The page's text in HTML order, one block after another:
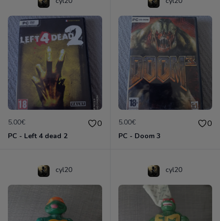
5.00€ 0
PC - Left 4 dead 2
5.00€ 0
PC - Doom 3
cyl20 cyl20